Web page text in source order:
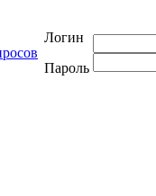
Логин
Пароль